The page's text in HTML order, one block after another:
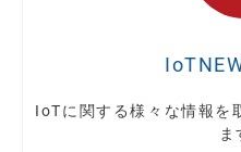
IoTに関する様々な情報を
ま